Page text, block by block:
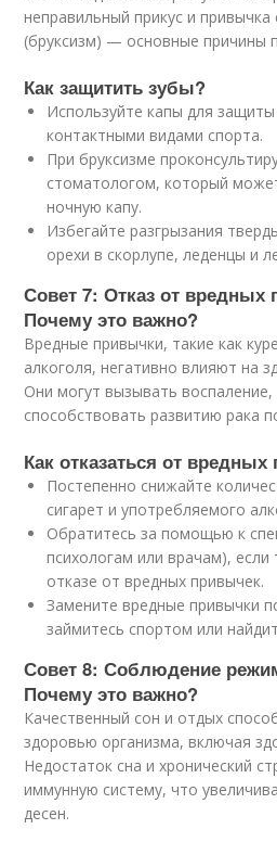
неправильный прикус и
(бруксизм) — основные причины
Как защитить зубы?
Используйте капы для
контактными видами спорта.
При бруксизме
стоматологом, который
ночную капу.
Избегайте разгрызания
орехи в скорлупе, леденцы и
Совет 7: Отказ от вредных
Почему это важно?
Вредные привычки, такие как
алкоголя, негативно влияют на
Они могут вызывать воспаление,
способствовать развитию рака
Как отказаться от
Постепенно снижайте
сигарет и употребляемого
Обратитесь за помощью к
психологам или врачам),
отказе от вредных привычек.
Замените вредные привычки
займитесь спортом или
Совет 8: Соблюдение
Почему это важно?
Качественный сон и отдых
здоровью организма, включая
Недостаток сна и хронический
иммунную систему, что
десен.